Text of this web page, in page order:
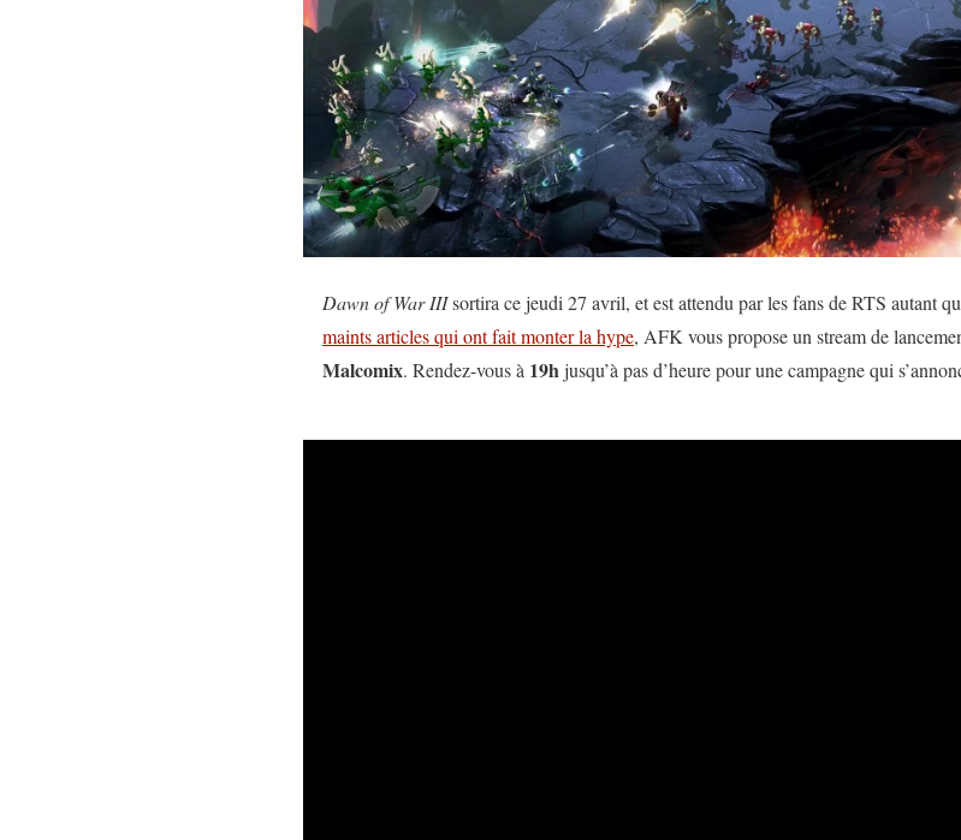
Dawn of War IIIsortira ce jeudi 27 avril, et est attendu par les fans de RTS autant
maints articles qui ont fait monter la hype, AFK vous propose un stream de
Malcomix. Rendez-vous à 19hjusqu’à pas d’heure pour une campagne qui